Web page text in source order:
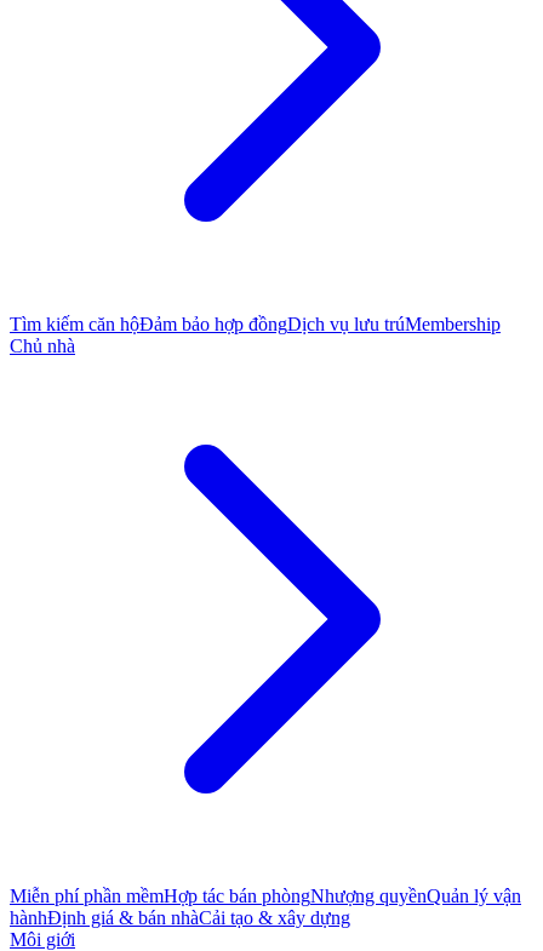
Tìm kiếm căn hộĐảm bảo hợp đồngDịch vụ lưu trúMembership
Chủ nhà
Miễn phí phần mềmHợp tác bán phòngNhượng quyềnQuản lý vận
hànhĐịnh giá & bán nhàCải tạo & xây dựng
Môi giới